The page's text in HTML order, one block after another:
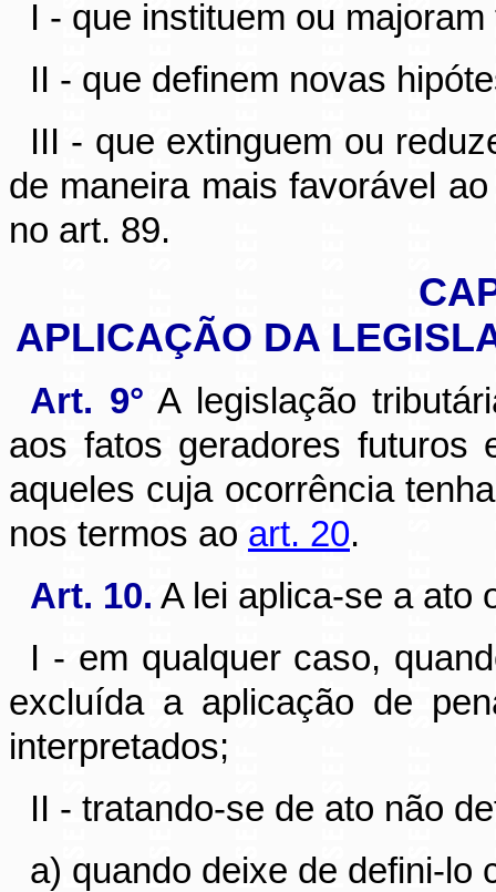
I - que instituem ou
II - que definem novas
III - que extinguem ou
de maneira mais favorável
no art. 89.
APLICAÇÃO DA
Art. 9° A legislação
aos fatos geradores futuros
aqueles cuja ocorrência
nos termos ao art. 20.
Art. 10. A lei aplica-se a ato
I - em qualquer caso,
excluída a aplicação de
interpretados;
II - tratando-se de ato não
a) quando deixe de defini-lo